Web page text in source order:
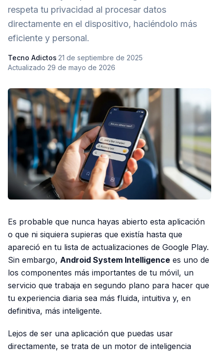
respeta tu privacidad al procesar datos
directamente en el dispositivo, haciéndolo más
eficiente y personal.
Tecno Adictos·21 de septiembre de 2025·
Actualizado 29 de mayo de 2026
Es probable que nunca hayas abierto esta aplicación
o que ni siquiera supieras que existía hasta que
apareció en tu lista de actualizaciones de Google Play.
Sin embargo, Android System Intelligence es uno de
los componentes más importantes de tu móvil, un
servicio que trabaja en segundo plano para hacer que
tu experiencia diaria sea más fluida, intuitiva y, en
definitiva, más inteligente.
Lejos de ser una aplicación que puedas usar
directamente, se trata de un motor de inteligencia